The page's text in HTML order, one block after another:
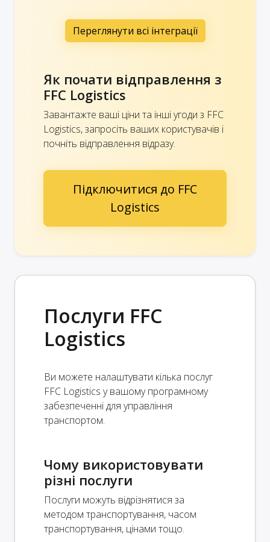
Переглянути всі інтеграції
Як почати відправлення з
FFC Logistics
Завантажте ваші ціни та інші угоди з FFC
Logistics, запросіть ваших користувачів і
почніть відправлення відразу.
Підключитися до FFC
Logistics
Послуги FFC
Logistics
Ви можете налаштувати кілька послуг
FFC Logistics у вашому програмному
забезпеченні для управління
транспортом.
Чому використовувати
різні послуги
Послуги можуть відрізнятися за
методом транспортування, часом
транспортування, цінами тощо.